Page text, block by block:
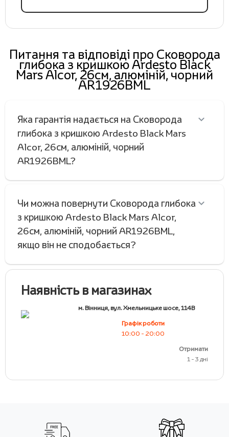
Питання та відповіді про Сковорода
глибока з кришкою Ardesto Black
Mars Alcor, 26см, алюміній, чорний
AR1926BML
Яка гарантія надається на Сковорода
глибока з кришкою Ardesto Black Mars
Alcor, 26см, алюміній, чорний
AR1926BML?
Чи можна повернути Сковорода глибока
з кришкою Ardesto Black Mars Alcor,
26см, алюміній, чорний AR1926BML,
якщо він не сподобається?
Наявність в магазинах
м. Вінниця, вул. Хмельницьке шосе, 114В
Графік роботи
10:00 - 20:00
Отримати
1 - 3 дні